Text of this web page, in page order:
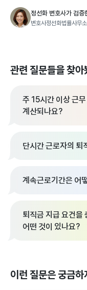
정선화 변호사가 검증
변호사정선화법률사무소
관련 질문들을 찾
주 15시간 이상 근
계산되나요?
단시간 근로자의 퇴
계속근로기간은 어
퇴직금 지급 요건을
어떤 것이 있나요?
이런 질문은 궁금